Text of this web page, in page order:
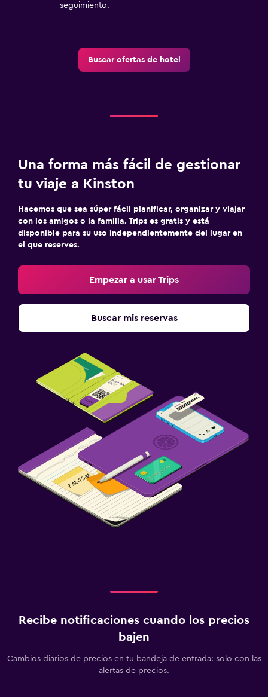
seguimiento.
Buscar ofertas de hotel
Una forma más fácil de gestionar
tu viaje a Kinston
Hacemos que sea súper fácil planificar, organizar y viajar
con los amigos o la familia. Trips es gratis y está
disponible para su uso independientemente del lugar en
el que reserves.
Empezar a usar Trips
Buscar mis reservas
Recibe notificaciones cuando los precios
bajen
Cambios diarios de precios en tu bandeja de entrada: solo con las
alertas de precios.